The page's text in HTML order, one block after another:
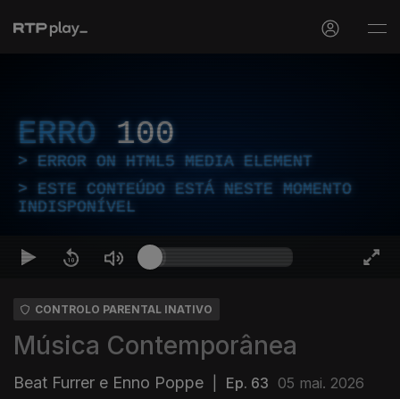
ERRO 100
ERROR ON HTML5 MEDIA ELEMENT
ESTE CONTEÚDO ESTÁ NESTE MOMENTO
INDISPONÍVEL
CONTROLO PARENTAL INATIVO
Música Contemporânea
Beat Furrer e Enno Poppe Ep. 63 05 mai. 2026